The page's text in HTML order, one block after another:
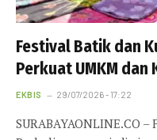
Festival Batik dan
Perkuat UMKM dan
EKBIS 29/07/2026 - 17:22
SURABAYAONLINE.CO